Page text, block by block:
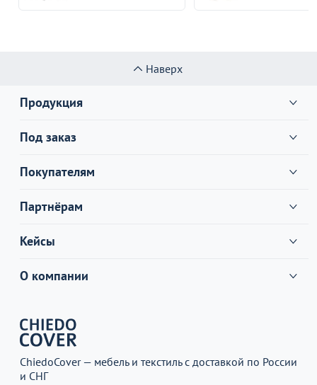
Наверх
Продукция
Под заказ
Покупателям
Партнёрам
Кейсы
О компании
ChiedoCover — мебель и текстиль с доставкой по России
и СНГ